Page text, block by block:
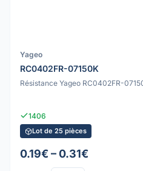
Yageo
RC0402FR-07150K
Résistance Yageo RC0402FR-
1406
Lot de 25 pièces
0.19€ – 0.31€